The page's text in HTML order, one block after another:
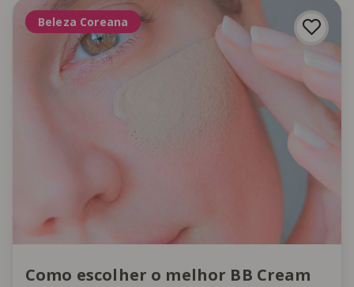
Beleza Coreana
Como escolher o melhor BB Cream